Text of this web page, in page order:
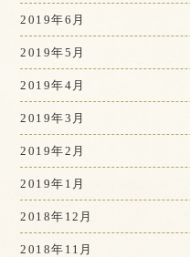
2019年6月
2019年5月
2019年4月
2019年3月
2019年2月
2019年1月
2018年12月
2018年11月